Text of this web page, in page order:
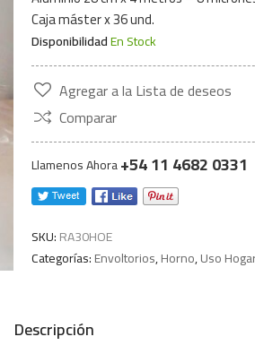
Caja máster x 36 und.
DisponibilidadEn Stock
Agregar a la Lista de deseos
Comparar
Llamenos Ahora+54 11 4682 0331
SKU:RA30HOE
Categorías:Envoltorios,Horno,Uso
Descripción